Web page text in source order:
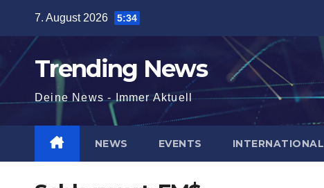
content
7. August 2026 5:34
Trending News
Deine News - Immer Aktuell
NEWS EVENTS INTERNATIONAL